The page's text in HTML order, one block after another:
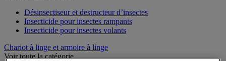
Désinsectiseur et destructeur d’insectes
Insecticide pour insectes rampants
Insecticide pour insectes volants
Chariot à linge et armoire à linge
Voir toute la catégorie